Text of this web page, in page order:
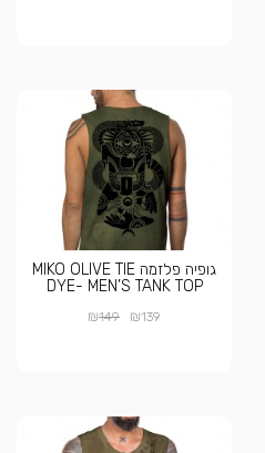
גופיה פלזמה MIKO OLIVE TIE
DYE- MEN’S TANK TOP
₪139
₪149